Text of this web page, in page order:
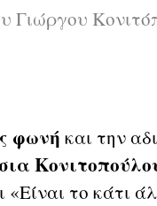
Γιώργου
φωνή και την
το κάτι